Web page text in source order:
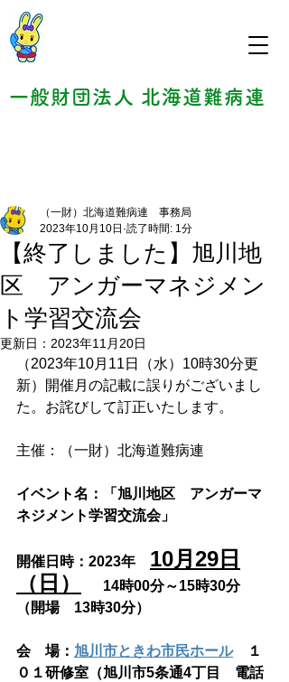
一般財団法人 北海道難病連
【終了しました】旭川地
区 アンガーマネジメン
ト学習交流会
（一財）北海道難病連 事務局
2023年10月10日 読了時間: 1分
更新日： 2023年11月20日
（2023年10月11日（水）10時30分更
新）開催月の記載に誤りがございまし
た。お詫びして訂正いたします。
主催：（一財）北海道難病連
イベント名：「旭川地区　アンガーマ
ネジメント学習交流会」
開催日時：2023年 10月29日
（日）
14時00分～15時30分
（開場　13時30分）
会　場： 旭川市ときわ市民ホール １
０１研修室（旭川市5条通4丁目　電話